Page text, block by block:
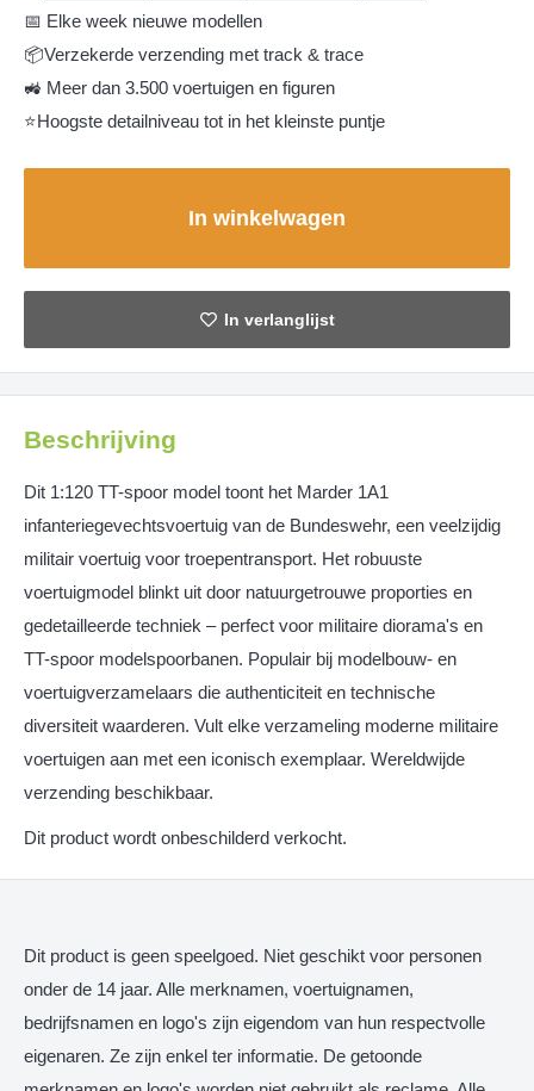
📅 Elke week nieuwe modellen
📦Verzekerde verzending met track & trace
🚜 Meer dan 3.500 voertuigen en figuren
⭐Hoogste detailniveau tot in het kleinste puntje
In winkelwagen
Beschrijving
Dit 1:120 TT-spoor model toont het Marder 1A1
infanteriegevechtsvoertuig van de Bundeswehr, een veelzijdig
militair voertuig voor troepentransport. Het robuuste
voertuigmodel blinkt uit door natuurgetrouwe proporties en
gedetailleerde techniek – perfect voor militaire diorama's en
TT-spoor modelspoorbanen. Populair bij modelbouw- en
voertuigverzamelaars die authenticiteit en technische
diversiteit waarderen. Vult elke verzameling moderne militaire
voertuigen aan met een iconisch exemplaar. Wereldwijde
verzending beschikbaar.
Dit product wordt onbeschilderd verkocht.
Dit product is geen speelgoed. Niet geschikt voor personen
onder de 14 jaar. Alle merknamen, voertuignamen,
bedrijfsnamen en logo's zijn eigendom van hun respectvolle
eigenaren. Ze zijn enkel ter informatie. De getoonde